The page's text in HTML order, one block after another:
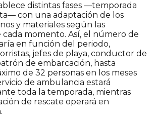
distintas fases —temporada
con una adaptación de los
y materiales según las
cada momento. Así, el número de
en función del periodo,
jefes de playa, conductor de
de embarcación, hasta
de 32 personas en los meses
de ambulancia estará
toda la temporada, mientras
de rescate operará en